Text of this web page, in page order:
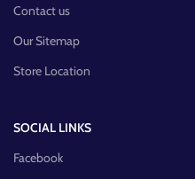
Contact us
Our Sitemap
Store Location
SOCIAL LINKS
Facebook